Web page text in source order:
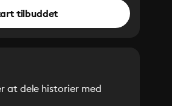
tilbuddet
at dele historier med